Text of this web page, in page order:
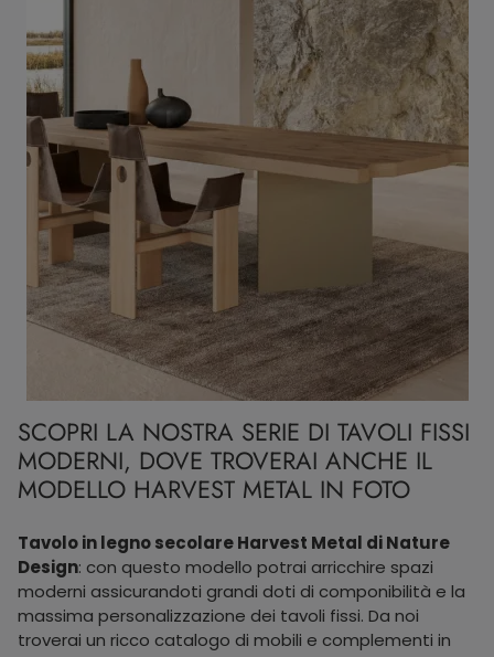
SCOPRI LA NOSTRA SERIE DI TAVOLI FISSI
MODERNI, DOVE TROVERAI ANCHE IL
MODELLO HARVEST METAL IN FOTO
Tavolo in legno secolare Harvest Metal di Nature
Design: con questo modello potrai arricchire spazi
moderni assicurandoti grandi doti di componibilità e la
massima personalizzazione dei tavoli fissi. Da noi
troverai un ricco catalogo di mobili e complementi in